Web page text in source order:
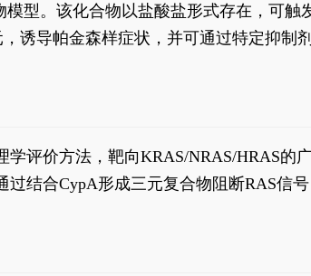
型。该化合物以盐酸盐形式存在，可触
病的核心病理与行为表型。
诱导帕金森样症状，并可通过特定抑制剂
学评价方法，靶向KRAS/NRAS/HRAS的
结合CypA形成三元复合物阻断RAS信